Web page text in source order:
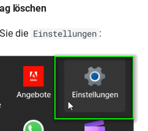
löschen
die Einstellungen :